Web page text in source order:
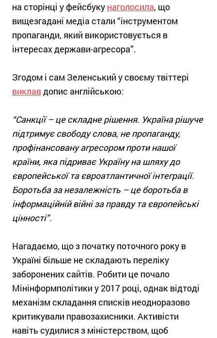
на сторінці у фейсбуку наголосила, що
вищезгадані медіа стали “інструментом
пропаганди, який використовується в
інтересах держави-агресора”.
Згодом і сам Зеленський у своєму твіттері
виклавдопис англійською:
“Санкції – це складне рішення. Україна рішуче
підтримує свободу слова, не пропаганду,
профінансовану агресором проти нашої
країни, яка підриває Україну на шляху до
європейської та євроатлантичної інтеграції.
Боротьба за незалежність – це боротьба в
інформаційній війні за правду та європейські
цінності”.
Нагадаємо, що з початку поточного року в
Україні більше не складають переліку
заборонених сайтів. Робити це почало
Мінінформполітики у 2017 році, однак відтоді
механізм складання списків неодноразово
критикували правозахисники. Активісти
навіть судилися з міністерством, щоб